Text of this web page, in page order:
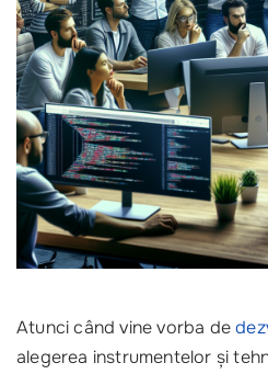
Atunci când vine vorba de
alegerea instrumentelor și